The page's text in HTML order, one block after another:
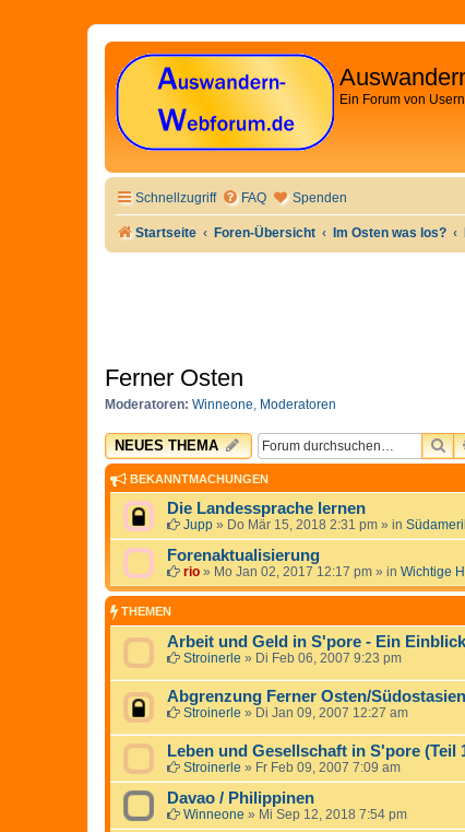
Ein Forum von
Schnellzugriff FAQ Spenden
Startseite Foren-Übersicht Im Osten was los?
Ferner Osten
Moderatoren: Winneone, Moderatoren
NEUES THEMA
BEKANNTMACHUNGEN
Die Landessprache lernen
Jupp » Do Mär 15, 2018 2:31 pm » in
Forenaktualisierung
rio » Mo Jan 02, 2017 12:17 pm » in Wichtige
THEMEN
Arbeit und Geld in S'pore - Ein
Stroinerle » Di Feb 06, 2007 9:23 pm
Abgrenzung Ferner Osten/Südostasien
Stroinerle » Di Jan 09, 2007 12:27 am
Leben und Gesellschaft in S'pore (Teil
Stroinerle » Fr Feb 09, 2007 7:09 am
Davao / Philippinen
Winneone » Mi Sep 12, 2018 7:54 pm